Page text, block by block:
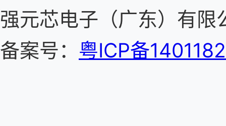
强元芯电子（广东）
备案号： 粤ICP备